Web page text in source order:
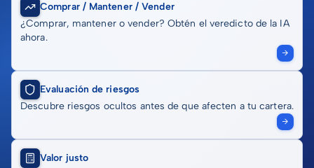
Comprar / Mantener / Vender
¿Comprar, mantener o vender? Obtén el veredicto de la IA
ahora.
Evaluación de riesgos
Descubre riesgos ocultos antes de que afecten a tu cartera.
Valor justo